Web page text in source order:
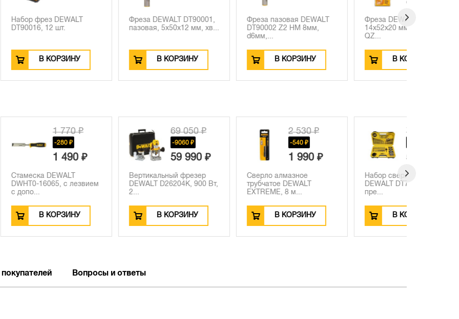
Фреза DEWALT DT90001,
пазовая, 5х50х12 мм, хв...
В КОРЗИНУ
Фреза пазовая DEWALT
DT90002 Z2 HM 8мм,
В КОРЗИНУ
Фреза DEWALT пазовая,
14х52х20 мм (DT90006-
В КОРЗИНУ
₽
с лезвием
69 050 ₽
-9060 ₽
59 990 ₽
Вертикальный фрезер
DEWALT D26204K, 900 Вт,
В КОРЗИНУ
2 530 ₽
1 990 ₽
Сверло алмазное
трубчатое DEWALT
В КОРЗИНУ
7 100 ₽
5 990 ₽
Набор сверл и насадок
DEWALT DT71563, 100
В КОРЗИНУ
Вопросы и ответы